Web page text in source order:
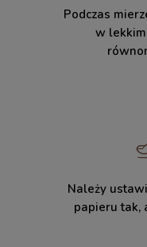
Podczas
w lekkim
Należy
papieru tak,